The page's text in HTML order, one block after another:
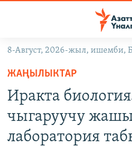
Навигацияга
өтүңүз
Издөөгө
салыңыз
КЫРГЫЗСТАН
КЫРГЫЗСТАН
САЯСАТ
ДҮЙНӨ
ДҮЙНӨ
УКРАИНА
8-Август, 2026-жыл, ишемби,
ЖАҢЫЛЫКТАР
Иракта
чыгаруучу
лаборатория